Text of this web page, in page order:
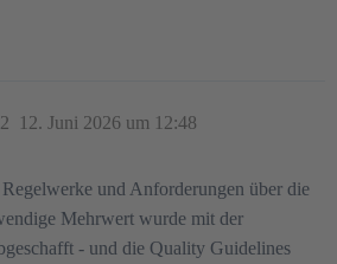
12. Juni 2026 um 12:48
und Anforderungen über die
Mehrwert wurde mit der
- und die Quality Guidelines